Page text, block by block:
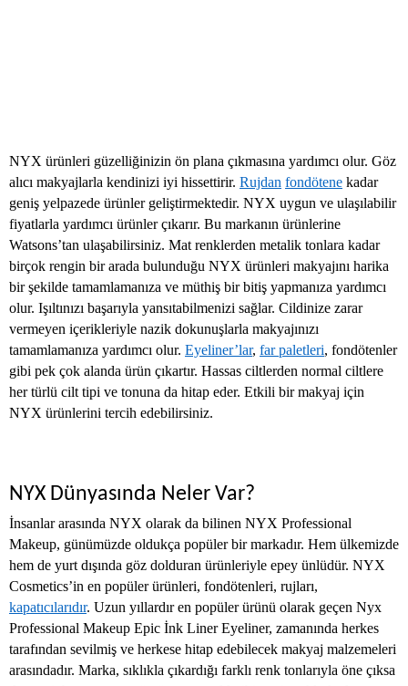
NYX ürünleri güzelliğinizin ön plana çıkmasına yardımcı olur. Göz
alıcı makyajlarla kendinizi iyi hissettirir. Rujdan fondötene kadar
geniş yelpazede ürünler geliştirmektedir. NYX uygun ve ulaşılabilir
fiyatlarla yardımcı ürünler çıkarır. Bu markanın ürünlerine
Watsons’tan ulaşabilirsiniz. Mat renklerden metalik tonlara kadar
birçok rengin bir arada bulunduğu NYX ürünleri makyajını harika
bir şekilde tamamlamanıza ve müthiş bir bitiş yapmanıza yardımcı
olur. Işıltınızı başarıyla yansıtabilmenizi sağlar. Cildinize zarar
vermeyen içerikleriyle nazik dokunuşlarla makyajınızı
tamamlamanıza yardımcı olur. Eyeliner’lar, far paletleri, fondötenler
gibi pek çok alanda ürün çıkartır. Hassas ciltlerden normal ciltlere
her türlü cilt tipi ve tonuna da hitap eder. Etkili bir makyaj için
NYX ürünlerini tercih edebilirsiniz.
NYX Dünyasında Neler Var?
İnsanlar arasında NYX olarak da bilinen NYX Professional
Makeup, günümüzde oldukça popüler bir markadır. Hem ülkemizde
hem de yurt dışında göz dolduran ürünleriyle epey ünlüdür. NYX
Cosmetics’in en popüler ürünleri, fondötenleri, rujları,
kapatıcılarıdır. Uzun yıllardır en popüler ürünü olarak geçen Nyx
Professional Makeup Epic İnk Liner Eyeliner, zamanında herkes
tarafından sevilmiş ve herkese hitap edebilecek makyaj malzemeleri
arasındadır. Marka, sıklıkla çıkardığı farklı renk tonlarıyla öne çıksa